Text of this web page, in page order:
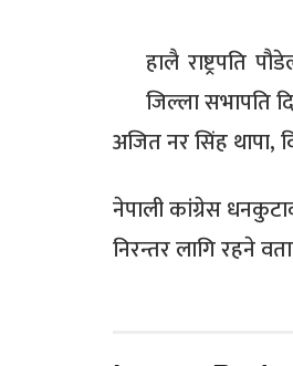
हालै राष्ट्रपति
जिल्ला सभापति
अजित नर सिंह थापा,
नेपाली कांग्रेस
निरन्तर लागि रहने